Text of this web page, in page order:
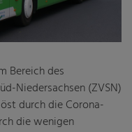
Bereich des
Niedersachsen (ZVSN)
durch die Corona-
die wenigen